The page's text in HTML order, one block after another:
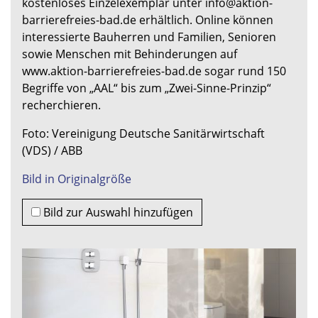
barrierefreies-bad.de erhältlich. Online können
interessierte Bauherren und Familien, Senioren
sowie Menschen mit Behinderungen auf
www.aktion-barrierefreies-bad.de sogar rund 150
Begriffe von „AAL“ bis zum „Zwei-Sinne-Prinzip“
recherchieren.
Foto: Vereinigung Deutsche Sanitärwirtschaft
(VDS) / ABB
Bild in Originalgröße
Bild zur Auswahl hinzufügen